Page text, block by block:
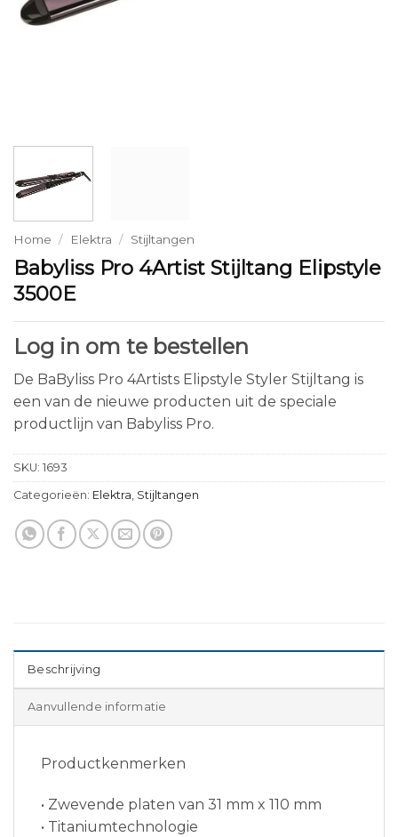
Home / Elektra / Stijltangen
Babyliss Pro 4Artist Stijltang Elipstyle
3500E
Log in om te bestellen
De BaByliss Pro 4Artists Elipstyle Styler Stijltang is
een van de nieuwe producten uit de speciale
productlijn van Babyliss Pro.
SKU: 1693
Categorieën: Elektra Stijltangen
Beschrijving
Aanvullende informatie
Productkenmerken
• Zwevende platen van 31 mm x 110 mm
• Titaniumtechnologie